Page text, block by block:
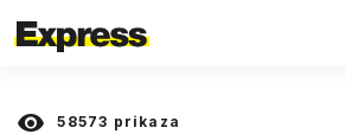
58573 prikaza